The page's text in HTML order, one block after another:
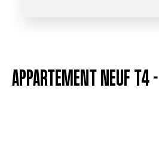
APPARTEMENT NEUF T4 -